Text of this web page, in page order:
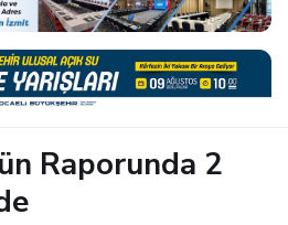
Raporunda 2